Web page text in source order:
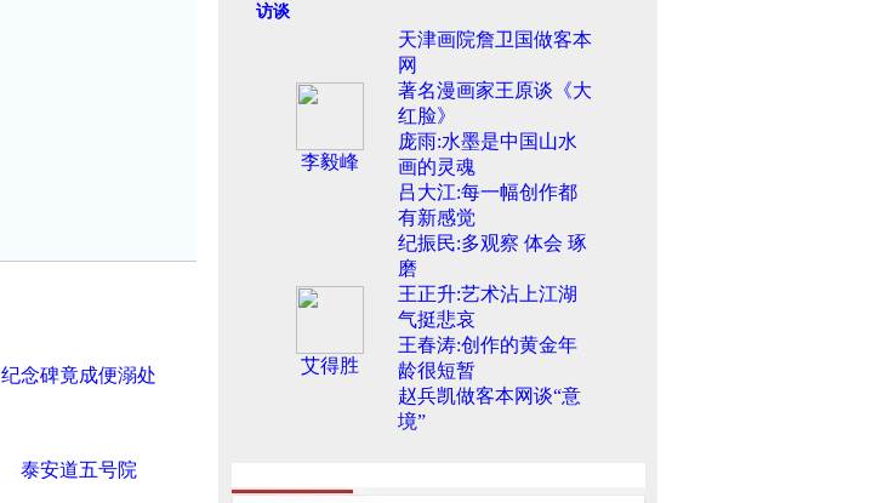
纪念碑竟成便溺处
泰安道五号院
访谈
李毅峰
天津画院詹卫国做客本
网
著名漫画家王原谈《大
红脸》
庞雨:水墨是中国山水
画的灵魂
吕大江:每一幅创作都
有新感觉
艾得胜
纪振民:多观察 体会 琢
磨
王正升:艺术沾上江湖
气挺悲哀
王春涛:创作的黄金年
龄很短暂
赵兵凯做客本网谈“意
境”